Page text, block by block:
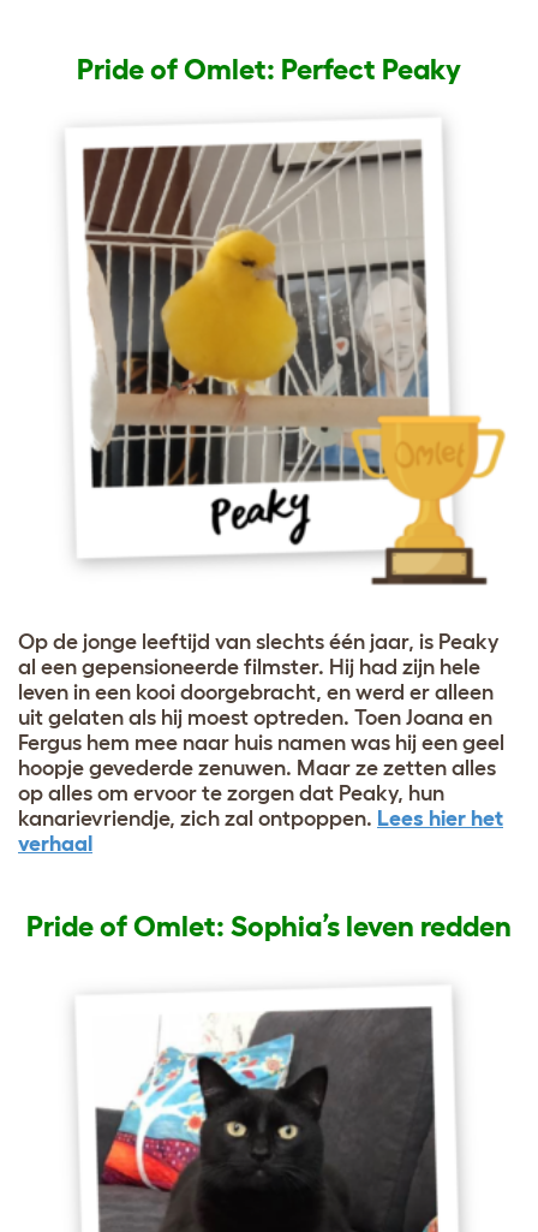
Pride of Omlet: Perfect Peaky
Op de jonge leeftijd van slechts één jaar, is Peaky
al een gepensioneerde filmster. Hij had zijn hele
leven in een kooi doorgebracht, en werd er alleen
uit gelaten als hij moest optreden. Toen Joana en
Fergus hem mee naar huis namen was hij een geel
hoopje gevederde zenuwen. Maar ze zetten alles
op alles om ervoor te zorgen dat Peaky, hun
kanarievriendje, zich zal ontpoppen. Lees hier het
verhaal
Pride of Omlet: Sophia’s leven redden